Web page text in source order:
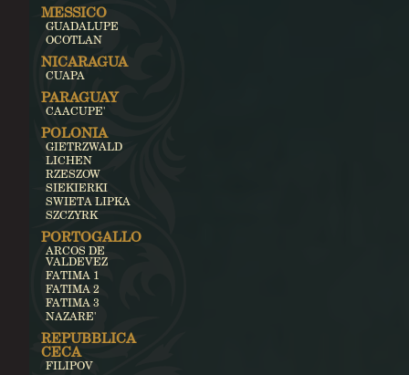
MESSICO
GUADALUPE
OCOTLAN
NICARAGUA
CUAPA
PARAGUAY
CAACUPE'
POLONIA
GIETRZWALD
LICHEN
RZESZOW
SIEKIERKI
SWIETA LIPKA
SZCZYRK
PORTOGALLO
ARCOS DE
VALDEVEZ
FATIMA 1
FATIMA 2
FATIMA 3
NAZARE'
REPUBBLICA
CECA
FILIPOV